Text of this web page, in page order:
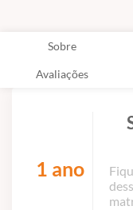
Sobre
Avaliações
1 ano